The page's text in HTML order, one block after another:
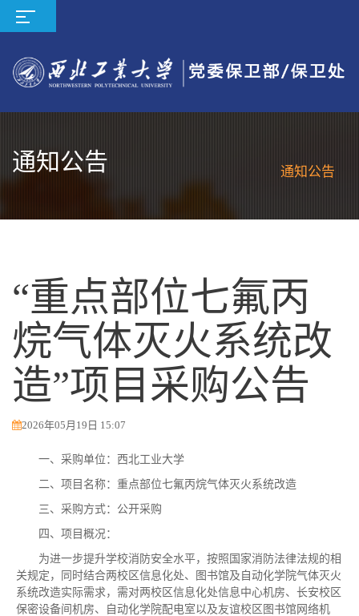
通知公告 通知公告
“重点部位七氟丙
烷气体灭火系统改
造”项目采购公告
2026年05月19日 15:07
一、采购单位：西北工业大学
二、项目名称：重点部位七氟丙烷气体灭火系统改造
三、采购方式：公开采购
四、项目概况：
为进一步提升学校消防安全水平，按照国家消防法律法规的相
关规定，同时结合两校区信息化处、图书馆及自动化学院气体灭火
系统改造实际需求，需对两校区信息化处信息中心机房、长安校区
保密设备间机房、自动化学院配电室以及友谊校区图书馆网络机